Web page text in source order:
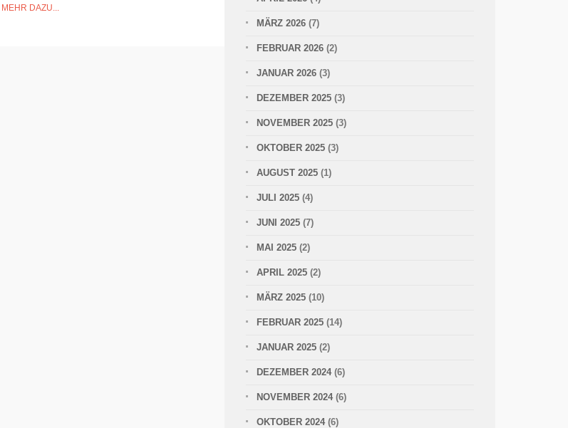
MEHR DAZU...
MÄRZ 2026 (7)
FEBRUAR 2026 (2)
JANUAR 2026 (3)
DEZEMBER 2025 (3)
NOVEMBER 2025 (3)
OKTOBER 2025 (3)
AUGUST 2025 (1)
JULI 2025 (4)
JUNI 2025 (7)
MAI 2025 (2)
APRIL 2025 (2)
MÄRZ 2025 (10)
FEBRUAR 2025 (14)
JANUAR 2025 (2)
DEZEMBER 2024 (6)
NOVEMBER 2024 (6)
OKTOBER 2024 (6)